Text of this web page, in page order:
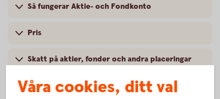
Så fungerar Aktie- och Fondkonto
Pris
Skatt på aktier, fonder och andra placeringar
Villkor och mer information
Våra cookies, ditt val